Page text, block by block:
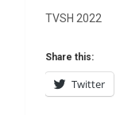
TVSH 2022
Share this:
Twitter